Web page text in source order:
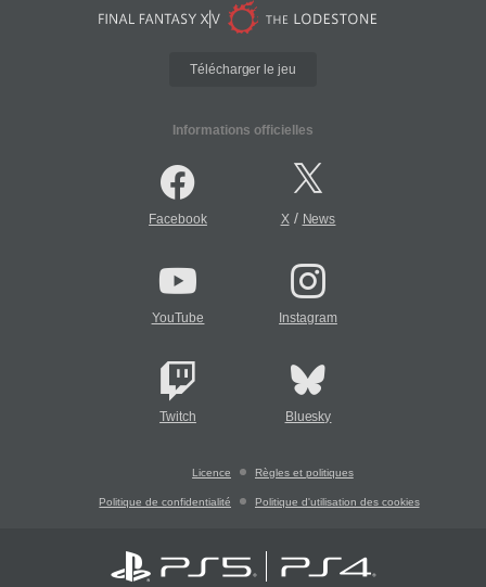
Télécharger le jeu
Informations officielles
Facebook X/ News
YouTube Instagram
Twitch Bluesky
Licence Règles et politiques
Politique de confidentialité Politique d'utilisation des cookies